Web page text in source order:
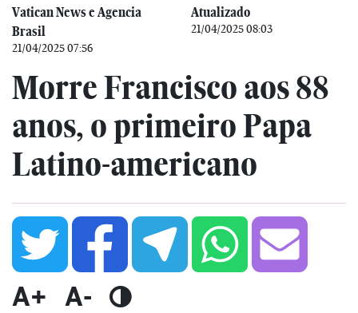
Vatican News e Agencia
Brasil
21/04/2025 07:56
Atualizado
21/04/2025 08:03
Morre Francisco aos 88
anos, o primeiro Papa
Latino-americano
A+ A-